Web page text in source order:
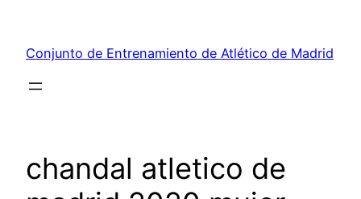
contenido
Conjunto de Entrenamiento de Atlético de Madrid
chandal atletico de